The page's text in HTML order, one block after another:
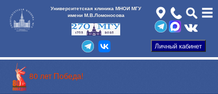
Университетская клиника МНОИ МГУ
имени М.В.Ломоносова
80 лет Победа!